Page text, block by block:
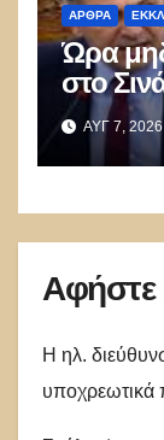
ΑΡΘΡΑ
Ώρα
στο
ΑΥΓ 7, 2026
Αφήστε
Η ηλ.
υποχρεωτικά